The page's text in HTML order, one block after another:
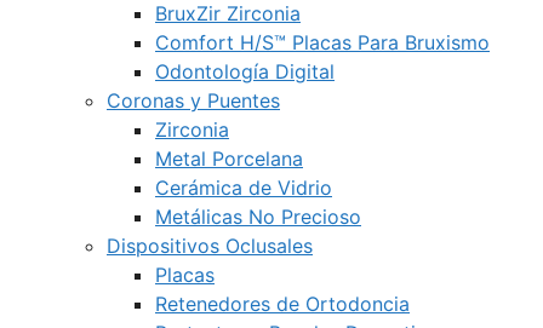
BruxZir Zirconia
Comfort H/S™ Placas Para Bruxismo
Odontología Digital
Coronas y Puentes
Zirconia
Metal Porcelana
Cerámica de Vidrio
Metálicas No Precioso
Dispositivos Oclusales
Placas
Retenedores de Ortodoncia